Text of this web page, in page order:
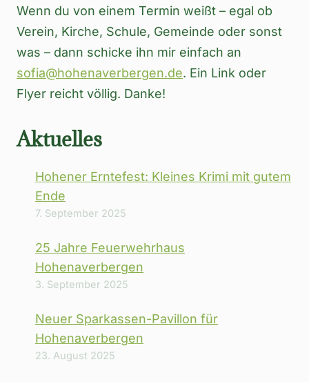
Wenn du von einem Termin weißt – egal ob
Verein, Kirche, Schule, Gemeinde oder sonst
was – dann schicke ihn mir einfach an
sofia@hohenaverbergen.de. Ein Link oder
Flyer reicht völlig. Danke!
Aktuelles
Hohener Erntefest: Kleines Krimi mit gutem
Ende
7. September 2025
25 Jahre Feuerwehrhaus
Hohenaverbergen
3. September 2025
Neuer Sparkassen-Pavillon für
Hohenaverbergen
23. August 2025